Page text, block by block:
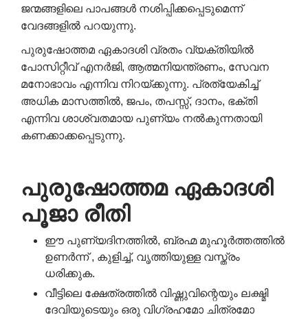
ജന്മങ്ങളിലെ പാപങ്ങൾ നശിപ്പിക്കപ്പെടുമെന്ന്
വേദങ്ങളിൽ പറയുന്നു.
പുരുഷോത്തമ ഏകാദശി വ്രതം വ്യക്തിയിൽ
പോസിറ്റീവ് എനർജി, ആത്മനിയന്ത്രണം, സേവന
മനോഭാവം എന്നിവ നിറയ്ക്കുന്നു. പ്രത്യേകിച്ച്
അധിക മാസത്തിൽ, ജപം, തപസ്സ്, ദാനം, ഭക്തി
എന്നിവ ശാശ്വതമായ പുണ്യം നൽകുന്നതായി
കണക്കാക്കപ്പെടുന്നു.
പുരുഷോത്തമ ഏകാദശി
പൂജാ രീതി
ഈ പുണ്യദിനത്തിൽ, ബ്രഹ്മ മുഹൂർത്തത്തിൽ
ഉണർന്ന് , കുളിച്ച്, വൃത്തിയുള്ള വസ്ത്രം
ധരിക്കുക.
വീട്ടിലെ ക്ഷേത്രത്തിൽ വിഷ്ണുവിന്റെയും ലക്ഷ്മി
ദേവിയുടെയും ഒരു വിഗ്രഹമോ ചിത്രമോ